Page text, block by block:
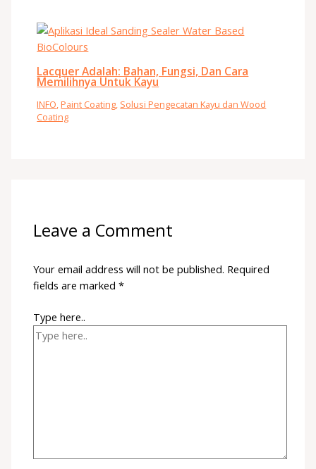
Lacquer Adalah: Bahan, Fungsi, Dan Cara
Memilihnya Untuk Kayu
INFO,Paint Coating, Solusi Pengecatan Kayu dan Wood
Coating
Leave a Comment
Your email address will not be published. Required
fields are marked*
Type here..